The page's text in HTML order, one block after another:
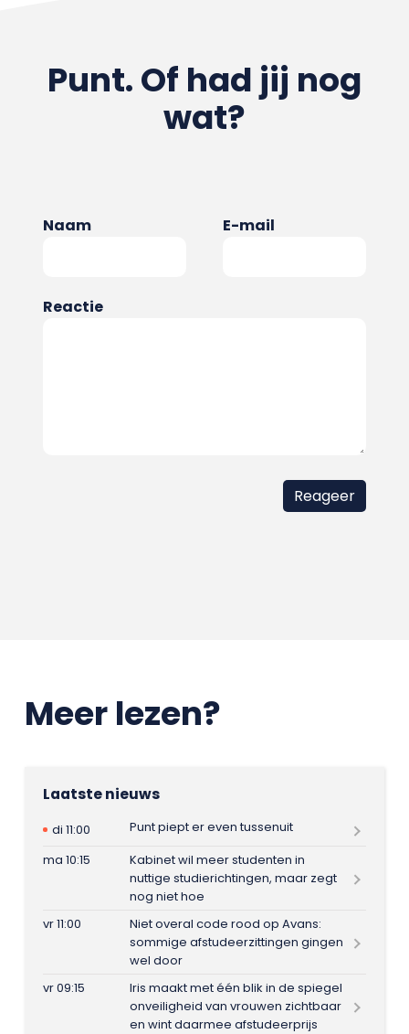
Punt. Of had jij nog
wat?
Naam E-mail
Reactie
Meer lezen?
Laatste nieuws
di 11:00
Punt piept er even tussenuit
ma 10:15
Kabinet wil meer studenten in
nuttige studierichtingen, maar zegt
nog niet hoe
vr 11:00
Niet overal code rood op Avans:
sommige afstudeerzittingen gingen
wel door
vr 09:15
Iris maakt met één blik in de spiegel
onveiligheid van vrouwen zichtbaar
en wint daarmee afstudeerprijs